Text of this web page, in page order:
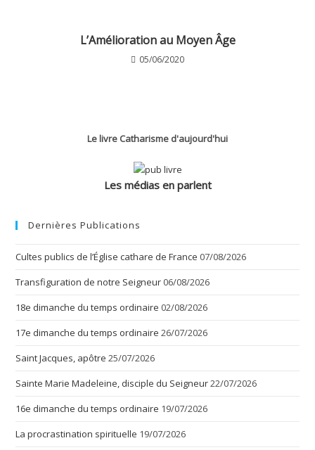
L’Amélioration au Moyen Âge
05/06/2020
Le livre Catharisme d'aujourd'hui
Les médias en parlent
Dernières Publications
Cultes publics de l’Église cathare de France 07/08/2026
Transfiguration de notre Seigneur 06/08/2026
18e dimanche du temps ordinaire 02/08/2026
17e dimanche du temps ordinaire 26/07/2026
Saint Jacques, apôtre 25/07/2026
Sainte Marie Madeleine, disciple du Seigneur22/07/2026
16e dimanche du temps ordinaire 19/07/2026
La procrastination spirituelle 19/07/2026